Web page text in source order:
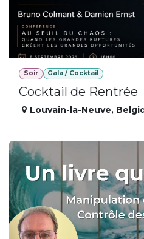
Soir Gala / Cocktail
Cocktail de Rentrée
Louvain-la-Neuve,